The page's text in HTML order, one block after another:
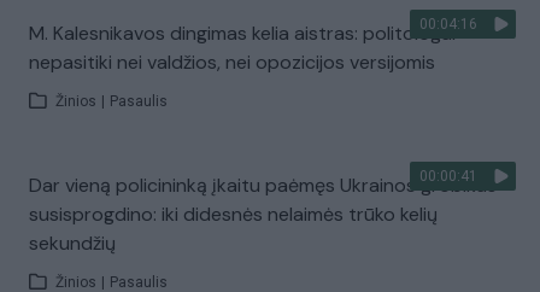
00:04:16
M. Kalesnikavos dingimas kelia aistras: politologai
nepasitiki nei valdžios, nei opozicijos versijomis
Žinios Pasaulis
00:00:41
Dar vieną policininką įkaitu paėmęs Ukrainos grobikas
susisprogdino: iki didesnės nelaimės trūko kelių
sekundžių
Žinios Pasaulis